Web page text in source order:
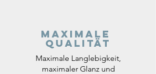
Maximale
Qualität
Maximale Langlebigkeit,
maximaler Glanz und